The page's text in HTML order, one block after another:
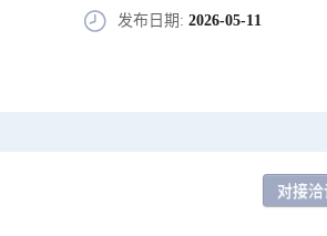
发布日期:2026-05-11